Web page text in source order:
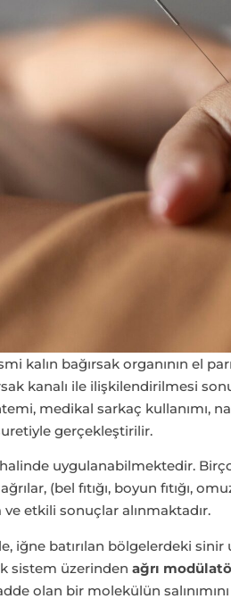
kalın bağırsak organının el
kanalı ile ilişkilendirilmesi
medikal sarkaç kullanımı,
gerçekleştirilir.
uygulanabilmektedir.
(bel fıtığı, boyun fıtığı,
etkili sonuçlar alınmaktadır.
iğne batırılan bölgelerdeki sinir
sistem üzerinden ağrı
olan bir molekülün salınımını